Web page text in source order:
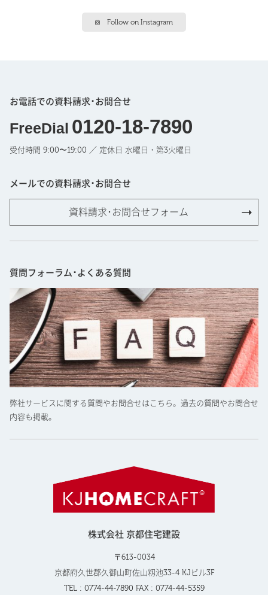
Follow on Instagram
お電話での資料請求･お問合せ
FreeDial 0120-18-7890
受付時間 9:00〜19:00 ／ 定休日 水曜日・第3火曜日
メールでの資料請求･お問合せ
資料請求･お問合せフォーム
質問フォーラム･よくある質問
弊社サービスに関する質問やお問合せはこちら。過去の質問やお問合せ
内容も掲載。
株式会社 京都住宅建設
〒613-0034
京都府久世郡久御山町佐山籾池33-4 KJビル3F
TEL : 0774-44-7890 FAX : 0774-44-5359